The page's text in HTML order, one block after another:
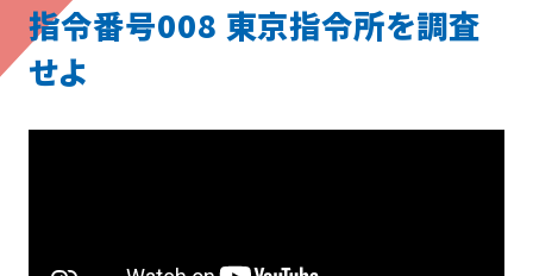
指令番号008 東京指令所を調査
せよ